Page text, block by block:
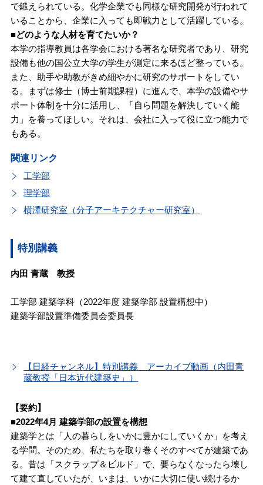
で鍛えられている。化学企業でも同様な研究開発が行われて
いることから、企業に入っても即戦力として活躍している。
■どのような人材を育てたいか？
本学の指導教員は各学会における著名な研究者であり、研究
設備も他の国公立大学の学生が測定に来るほど整っている。
また、助手や助教がきめ細やかに研究のサポートをしてい
る。まずは修士（博士前期課程）に進んで、本学の設備やサ
ポート体制を十分に活用し、「自ら問題を解決していく能
力」を養ってほしい。それは、会社に入って役に立つ能力で
もある。
関連リンク
工学部
理学部
横澤研究室（分子アーキテクチャー研究室）
特別講義
内田 青蔵 教授
工学部 建築学科（2022年度 建築学部 設置構想中）
建築学部設置準備委員会委員長
【日経チャンネル】特別講義 アーカイブ動画（内田青
蔵教授「日本近代建築史」）
【要約】
■2022年4月 建築学部の設置を構想
建築学とは「人の暮らしをいかに豊かにしていくか」を考え
る学問。そのため、私たちを取り巻くそのすべてが建築であ
る。昔は「スクラップ＆ビルド」で、要らなくなったら壊し
て建て直していたが、いまは、いかに大切に使い続けるか